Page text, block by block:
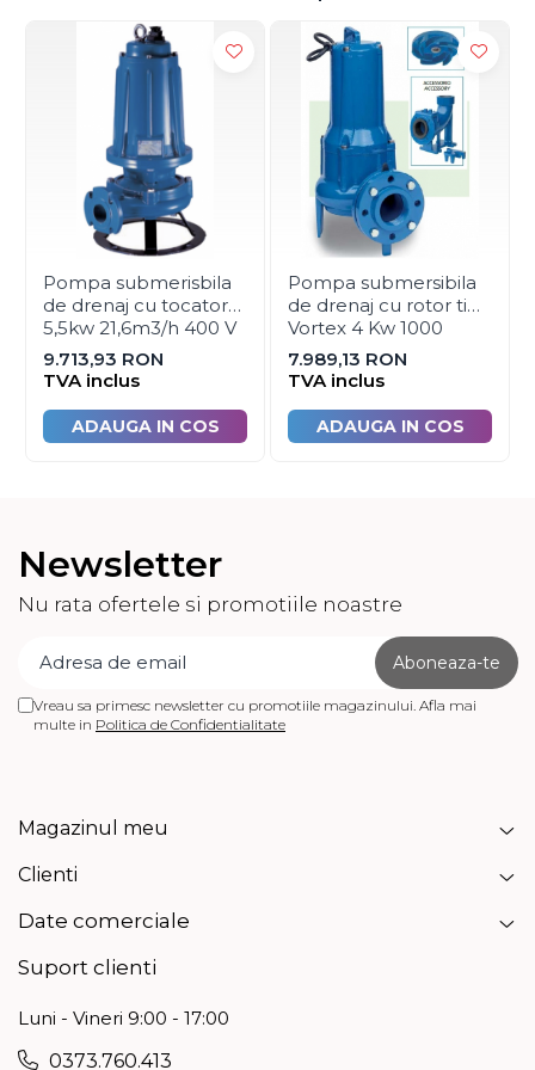
Automatizare centrala termica
Termostate aplicatii industriale
Accesorii pentru echipamente
Echipamente pentru tratarea si
pomparea apei
Pompe submersibile
Pompe de suprafata
Pompe pentru piscine
Motopompe
Hidrofoare
Vase de expansiune pentru
hidrofor
Echipamente de filtrare si
Camine apometru
Tevi si accesorii pentru puturi
Obiecte sanitare
Baterii bucatarie cu filtru
Clapete de actionare
Rezervoare WC incastrate
Lavoare
Chiuvete bucatarie
Pompa submerisbila
de drenaj cu tocator
5,5kw 21,6m3/h 400 V
Foras FTR 750 T
9.713,93 RON
TVA inclus
ADAUGA IN COS
Pompa submersibila
de drenaj cu rotor tip
Vortex 4 Kw 1000
litri/min, 400V Speroni
tip PRF 550 N-V
7.989,13 RON
TVA inclus
ADAUGA IN COS
Newsletter
Nu rata ofertele si promotiile noastre
Vreau sa primesc newsletter cu promotiile magazinului. Afla mai
multe in Politica de Confidentialitate
Magazinul meu
Clienti
Date comerciale
Suport clienti
Luni - Vineri 9:00 - 17:00
0373.760.413